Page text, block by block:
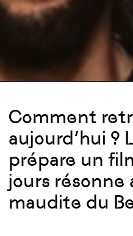
Comment
aujourd’hui ?
prépare un
jours
maudite du